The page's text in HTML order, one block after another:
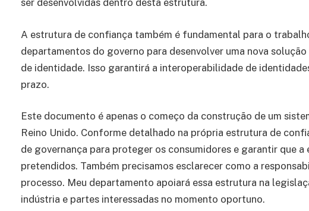
ser desenvolvidas dentro desta estrutura.
A estrutura de confiança também é fundamental para o
departamentos do governo para desenvolver uma nova
de identidade. Isso garantirá a interoperabilidade de
prazo.
Este documento é apenas o começo da construção de um
Reino Unido. Conforme detalhado na própria estrutura de
de governança para proteger os consumidores e garantir que
pretendidos. Também precisamos esclarecer como a
processo. Meu departamento apoiará essa estrutura na
indústria e partes interessadas no momento oportuno.